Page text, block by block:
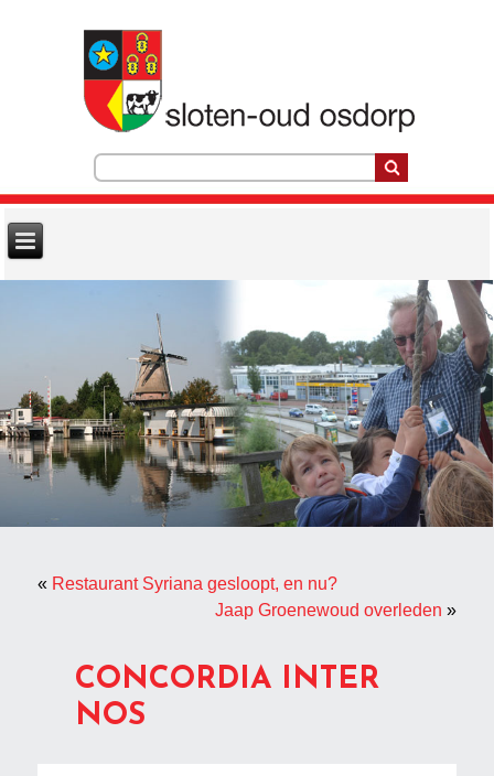
« Restaurant Syriana gesloopt, en nu?
Jaap Groenewoud overleden »
CONCORDIA INTER
NOS